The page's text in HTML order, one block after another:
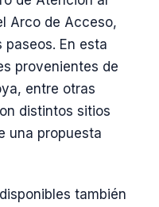
Arco de Acceso,
En esta
provenientes de
entre otras
distintos sitios
una propuesta
también